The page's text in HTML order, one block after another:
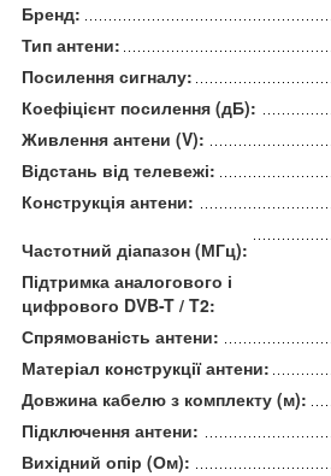
Бренд:
Тип антени:
Посилення сигналу:
Коефіцієнт посилення (дБ):
Живлення антени (V):
Відстань від телевежі:
Конструкція антени:
Частотний діапазон (МГц):
Підтримка аналогового і
цифрового DVB-T / T2:
Спрямованість антени:
Матеріал конструкції антени:
Довжина кабелю з комплекту (м):
Підключення антени:
Вихідний опір (Ом):